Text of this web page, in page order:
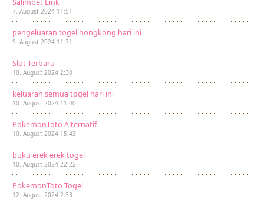
Salimbet Link
7. August 2024 11:51
pengeluaran togel hongkong hari ini
9. August 2024 11:31
Slot Terbaru
10. August 2024 2:30
keluaran semua togel hari ini
10. August 2024 11:40
PokemonToto Alternatif
10. August 2024 15:43
buku erek erek togel
10. August 2024 22:22
PokemonToto Togel
12. August 2024 2:33